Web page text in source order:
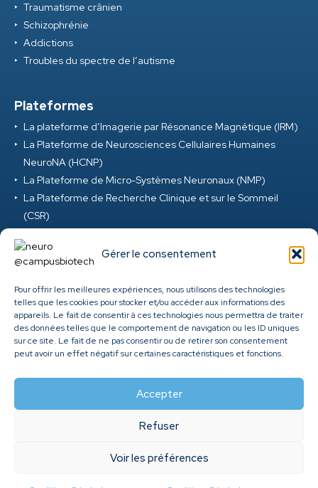
Gérer le consentement
Pour offrir les meilleures expériences, nous utilisons des technologies
telles que les cookies pour stocker et/ou accéder aux informations des
appareils. Le fait de consentir à ces technologies nous permettra de traiter
des données telles que le comportement de navigation ou les ID uniques
sur ce site. Le fait de ne pas consentir ou de retirer son consentement
peut avoir un effet négatif sur certaines caractéristiques et fonctions.
Accepter
Refuser
Voir les préférences
Traumatisme crânien
Schizophrénie
Addictions
Troubles du spectre de l’autisme
Plateformes
La plateforme d’Imagerie par Résonance Magnétique (IRM)
La Plateforme de Neurosciences Cellulaires Humaines
NeuroNA (HCNP)
La Plateforme de Micro-Systèmes Neuronaux (NMP)
La Plateforme de Recherche Clinique et sur le Sommeil
(CSR)
(VRD)
La Plateforme de Neurosciences Précliniques (PNP)
La Plateforme M-EEG et Neuromod (MEG) au Campus
Biotech
Clinique ambulatoire de santé cérébrale et mentale des
HUG
Genome Center
Fondation Campus Biotech Geneva. All rights
Conditions Générales d'Utilisation